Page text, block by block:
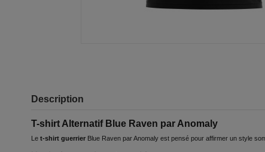
Description
T-shirt Alternatif Blue Raven par Anomaly
Le t-shirt guerrier Blue Raven par Anomaly est pensé pour affirmer un style